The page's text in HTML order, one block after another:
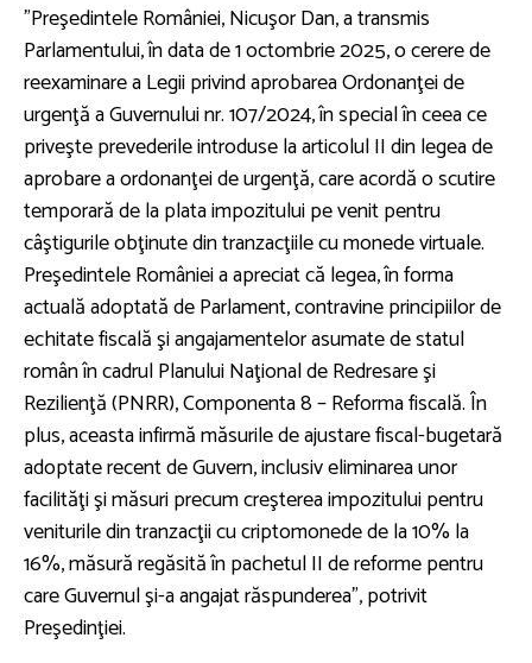
"Preşedintele României, Nicuşor Dan, a transmis
Parlamentului, în data de 1 octombrie 2025, o cerere de
reexaminare a Legii privind aprobarea Ordonanţei de
urgenţă a Guvernului nr. 107/2024, în special în ceea ce
priveşte prevederile introduse la articolul II din legea de
aprobare a ordonanţei de urgenţă, care acordă o scutire
temporară de la plata impozitului pe venit pentru
câştigurile obţinute din tranzacţiile cu monede virtuale.
Preşedintele României a apreciat că legea, în forma
actuală adoptată de Parlament, contravine principiilor de
echitate fiscală şi angajamentelor asumate de statul
român în cadrul Planului Naţional de Redresare şi
Rezilienţă (PNRR), Componenta 8 – Reforma fiscală. În
plus, aceasta infirmă măsurile de ajustare fiscal-bugetară
adoptate recent de Guvern, inclusiv eliminarea unor
facilităţi şi măsuri precum creşterea impozitului pentru
veniturile din tranzacţii cu criptomonede de la 10% la
16%, măsură regăsită în pachetul II de reforme pentru
care Guvernul şi-a angajat răspunderea", potrivit
Preşedinţiei.